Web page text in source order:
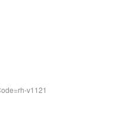
v1121